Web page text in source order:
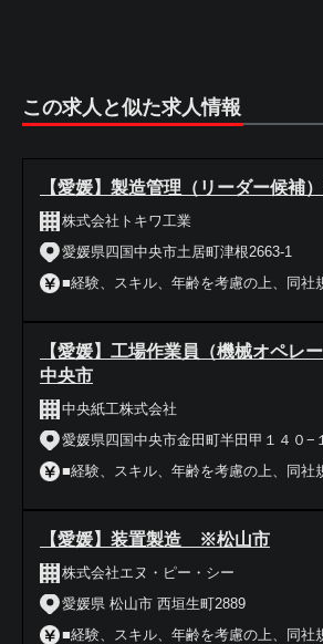
この求人と似た求人情報
【愛媛】製造管理（リーダー候補
株式会社トキワ工業
愛媛県四国中央市土居町津根2663-1
■経験、スキル、年齢を考慮の上、同社
【愛媛】工場作業員（機械オペ
中央市
中央紙工株式会社
愛媛県四国中央市金田町半田甲１４０−１
■経験、スキル、年齢を考慮の上、同社
【愛媛】装置製造 ※松山市
株式会社エヌ・ピー・シー
愛媛県 松山市 西垣生町2889
■経験、スキル、年齢を考慮の上、同社